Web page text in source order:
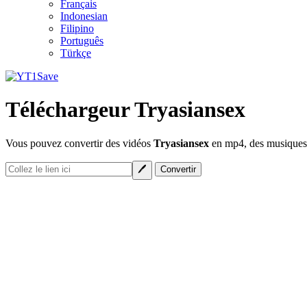
Français
Indonesian
Filipino
Português
Türkçe
Téléchargeur Tryasiansex
Vous pouvez convertir des vidéos Tryasiansex en mp4, des